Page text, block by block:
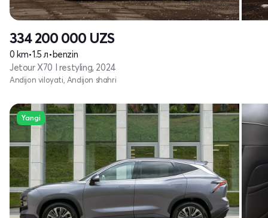
334 200 000 UZS
0 km•1.5 л•benzin
Jetour X70 I restyling, 2024
Andijon viloyati, Andijon shahri
Yangi